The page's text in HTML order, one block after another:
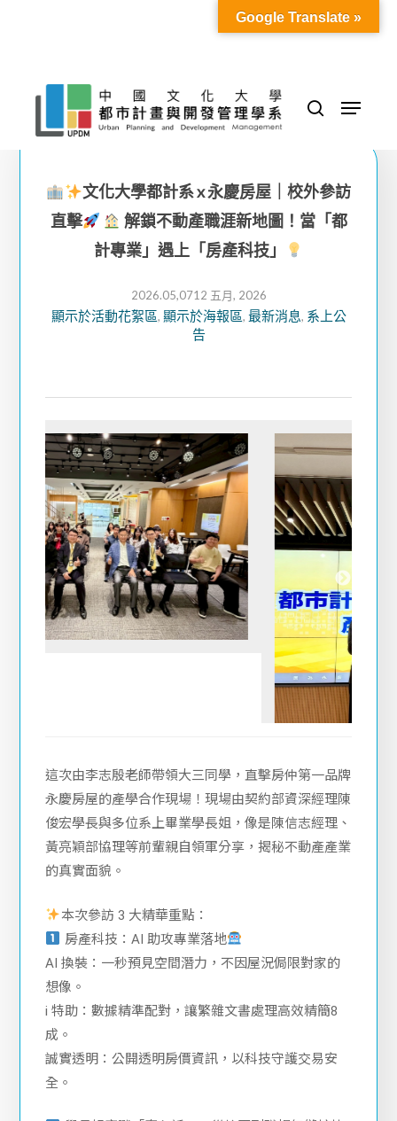
content
search
Menu
文化大學都計系 x 永慶房屋｜校外參訪
直擊
解鎖不動產職涯新地圖！當「都
計專業」遇上「房產科技」
2026.05,0712 五月, 2026
顯示於活動花絮區, 顯示於海報區, 最新消息, 系上公
告
這次由李志殷老師帶領大三同學，直擊房仲第一品牌
永慶房屋的產學合作現場！現場由契約部資深經理陳
黃亮穎部協理等前輩親自領軍分享，揭秘不動產產業
的真實面貌。
本次參訪 3 大精華重點：
房產科技：AI 助攻專業落地
AI 換裝：一秒預見空間潛力，不因屋況侷限對家的
想像。
i 特助：數據精準配對，讓繁雜文書處理高效精簡8
Google Translate »